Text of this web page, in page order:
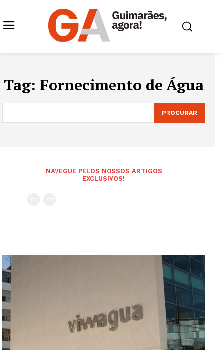
Tag: Fornecimento de Água
PROCURAR
NAVEGUE PELOS NOSSOS ARTIGOS
EXCLUSIVOS!